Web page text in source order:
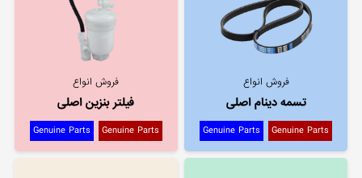
فروش انواع
تسمه دینام اصلی
Genuine Parts
Genuine Parts
فروش انواع
فیلتر بنزین اصلی
Genuine Parts
Genuine Parts